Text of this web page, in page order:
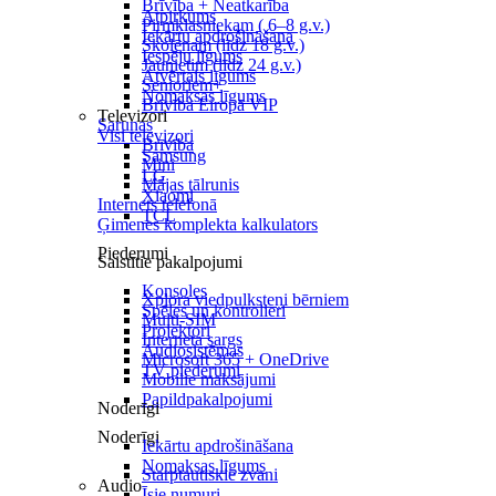
Brīvība + Neatkarība
Pirmklasniekam ( 6–8 g.v.)
Skolēnam (līdz 18 g.v.)
Jaunietim (līdz 24 g.v.)
Senioriem+
Brīvība Eiropā VIP
Sarunas
Brīvība
Mini
Mājas tālrunis
Internets telefonā
Ģimenes komplekta kalkulators
Saistītie pakalpojumi
Xplora viedpulksteņi bērniem
Multi-SIM
Interneta sargs
Microsoft 365 + OneDrive
Mobilie maksājumi
Papildpakalpojumi
Noderīgi
Starptautiskie zvani
Atpirkums
Iekārtu apdrošināšana
Iespēju līgums
Atvērtais līgums
Nomaksas līgums
Televizori
Visi televizori
Samsung
LG
Xiaomi
TCL
Piederumi
Konsoles
Spēles un kontrolieri
Projektori
Audiosistēmas
TV piederumi
Noderīgi
Iekārtu apdrošināšana
Nomaksas līgums
Audio